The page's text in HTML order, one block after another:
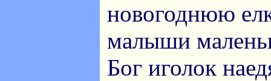
новогоднюю
малыши
Бог иголок